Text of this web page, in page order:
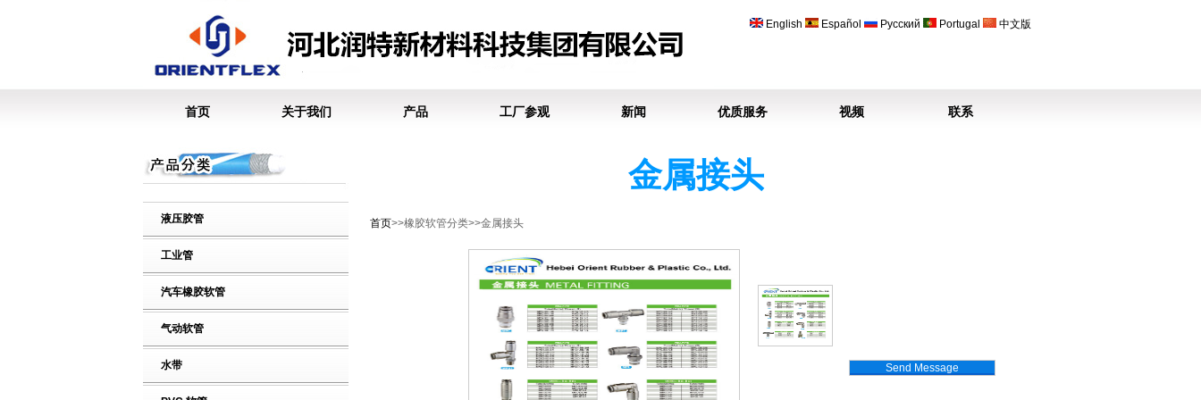
English Español Русский Portugal 中文版
首页 关于我们 产品 工厂参观 新闻 优质服务 视频 联系
液压胶管
工业管
汽车橡胶软管
气动软管
水带
金属接头
首页>>橡胶软管分类>>金属接头
Send Message